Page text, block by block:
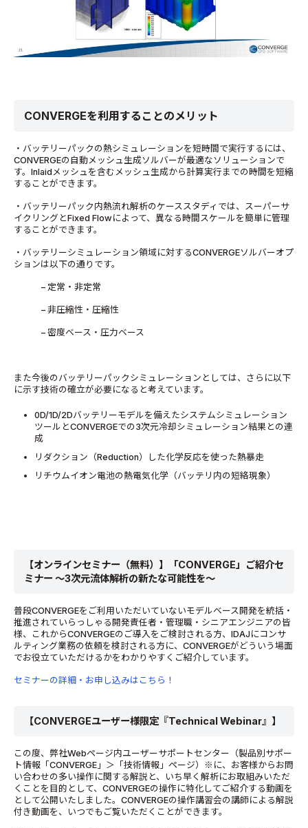
CONVERGEを利用することのメリット
・バッテリーパックの熱シミュレーションを短時間で実行するには、
CONVERGEの自動メッシュ生成ソルバーが最適なソリューションで
す。Inlaidメッシュを含むメッシュ生成から計算実行までの時間を短縮
することができます。
・バッテリーパック内熱流れ解析のケーススタディでは、スーパーサ
イクリングとFixed Flowによって、異なる時間スケールを簡単に管理
することができます。
・バッテリーシミュレーション領域に対するCONVERGEソルバーオプ
ションは以下の通りです。
– 定常・非定常
– 非圧縮性・圧縮性
– 密度ベース・圧力ベース
また今後のバッテリーパックシミュレーションとしては、さらに以下
に示す技術の確立が必要になると考えています。
0D/1D/2Dバッテリーモデルを備えたシステムシミュレーション
ツールとCONVERGEでの3次元冷却シミュレーション結果との連
成
リダクション（Reduction）した化学反応を使った熱暴走
リチウムイオン電池の熱電気化学（バッテリ内の短絡現象）
【オンラインセミナー（無料）】「CONVERGE」ご紹介セ
ミナー ～3次元流体解析の新たな可能性を～
普段CONVERGEをご利用いただいていないモデルベース開発を統括・
推進されていらっしゃる開発責任者・管理職・シニアエンジニアの皆
様、これからCONVERGEのご導入をご検討される方、IDAJにコンサ
ルティング業務の依頼を検討される方に、CONVERGEがどういう場面
でお役立ていただけるかをわかりやすくご紹介しています。
セミナーの詳細・お申し込みはこちら！
【CONVERGEユーザー様限定『Technical Webinar』】
この度、弊社Webページ内ユーザーサポートセンター（製品別サポー
ト情報「CONVERGE」＞「技術情報」ページ）※に、お客様からお問
い合わせの多い操作に関する解説と、いち早く解析にお取組みいただ
くことを目的として、CONVERGEの操作に特化してご紹介する動画を
として公開いたしました。CONVERGEの操作講習会の講師による解説
付き動画を、いつでもご覧いただくことができます。